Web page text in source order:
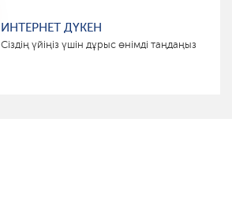
ИНТЕРНЕТ ДҮКЕН
Сіздің үйіңіз үшін дұрыс өнімді таңдаңыз